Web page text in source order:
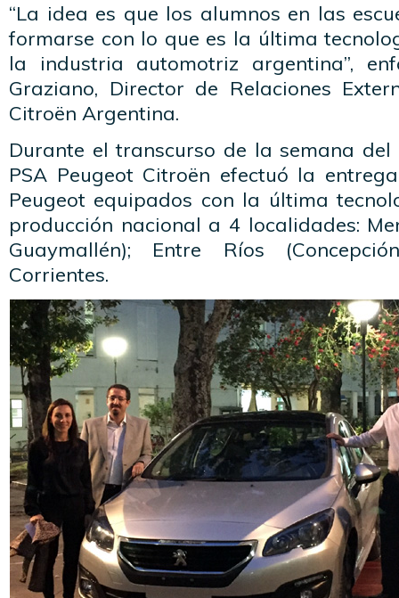
“La idea es que los alumnos en las
formarse con lo que es la última
la industria automotriz argentina”,
Graziano, Director de Relaciones
Citroën Argentina.
Durante el transcurso de la semana
PSA Peugeot Citroën efectuó la
Peugeot equipados con la última
producción nacional a 4 localidades:
Guaymallén); Entre Ríos
Corrientes.